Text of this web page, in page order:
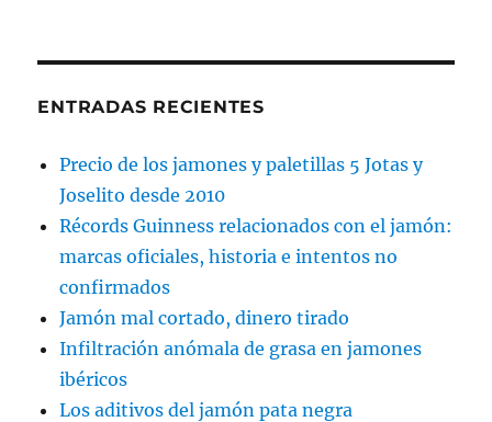
ENTRADAS RECIENTES
Precio de los jamones y paletillas 5 Jotas y
Joselito desde 2010
Récords Guinness relacionados con el jamón:
marcas oficiales, historia e intentos no
confirmados
Jamón mal cortado, dinero tirado
Infiltración anómala de grasa en jamones
ibéricos
Los aditivos del jamón pata negra